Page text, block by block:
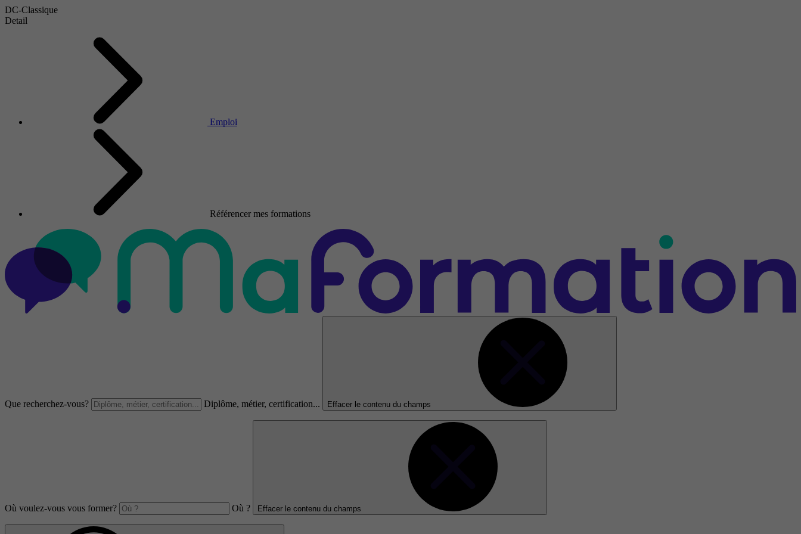
DC-Classique
Detail
Emploi
Référencer mes formations
Que recherchez-vous? Diplôme, métier, certification... Effacer le contenu du champs
Où voulez-vous vous former? Où ? Effacer le contenu du champs